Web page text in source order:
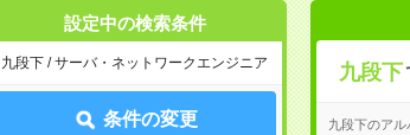
設定中の検索条件
九段下 / サーバ・ネットワークエンジニア
条件の変更
九段下
九段下のアル